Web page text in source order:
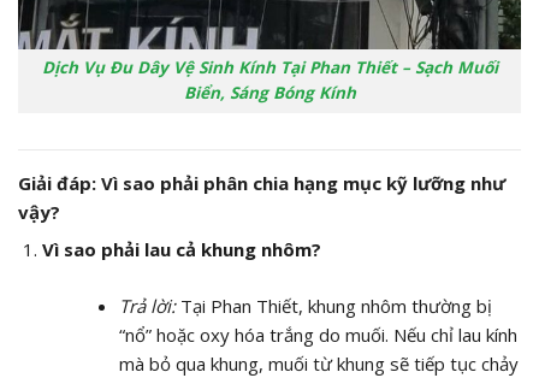
Dịch Vụ Đu Dây Vệ Sinh Kính Tại Phan Thiết – Sạch Muối
Biển, Sáng Bóng Kính
Giải đáp: Vì sao phải phân chia hạng mục kỹ lưỡng như
vậy?
Vì sao phải lau cả khung nhôm?
Trả lời:Tại Phan Thiết, khung nhôm thường bị
“nổ” hoặc oxy hóa trắng do muối. Nếu chỉ lau kính
mà bỏ qua khung, muối từ khung sẽ tiếp tục chảy